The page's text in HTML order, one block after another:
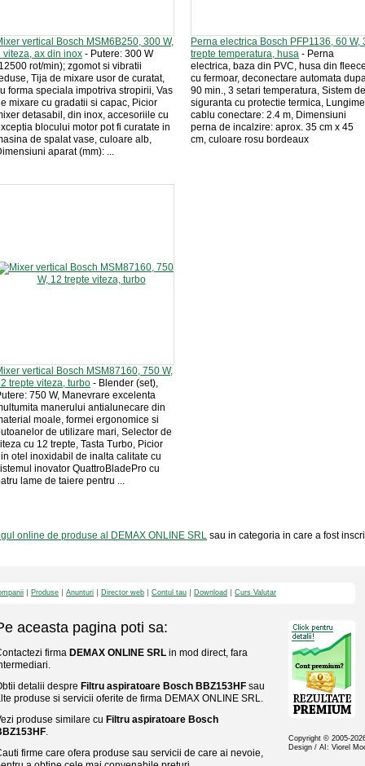
vertical Bosch MSM6B250, 300 W,
viteza, ax din inox - Putere: 300 W
rot/min); zgomot si vibratii
Tija de mixare usor de curatat,
forma speciala impotriva stropirii, Vas
mixare cu gradatii si capac, Picior
detasabil, din inox, accesoriile cu
blocului motor pot fi curatate in
de spalat vase, culoare alb,
aparat (mm): ...
Perna electrica Bosch PFP1136, 60 W,
trepte temperatura, husa - Perna
electrica, baza din PVC, husa din
cu fermoar, deconectare automata
90 min., 3 setari temperatura, Sistem de
siguranta cu protectie termica, Lungime
cablu conectare: 2.4 m, Dimensiuni
perna de incalzire: aprox. 35 cm x 45
cm, culoare rosu bordeaux
vertical Bosch MSM87160, 750 W,
trepte viteza, turbo - Blender (set),
750 W, Manevrare excelenta
manerului antialunecare din
moale, formei ergonomice si
de utilizare mari, Selector de
cu 12 trepte, Tasta Turbo, Picior
otel inoxidabil de inalta calitate cu
inovator QuattroBladePro cu
lame de taiere pentru ...
online de produse al DEMAX ONLINE SRL sau in categoria in care a fost
Produse Anunturi Director web Contul tau Download Curs Valutar
aceasta pagina poti sa:
firma DEMAX ONLINE SRL in mod direct, fara
detalii despre Filtru aspiratoare Bosch BBZ153HF sau
produse si servicii oferite de firma DEMAX ONLINE SRL.
produse similare cu Filtru aspiratoare Bosch
.
firme care ofera produse sau servicii de care ai nevoie,
Copyright © 2005-
Design / AI: Viorel